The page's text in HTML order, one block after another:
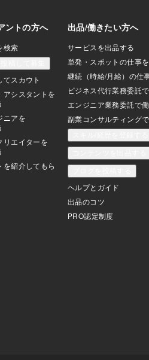
信頼が築けないの？って事になるのでは
ありませんか？そんなに信頼が築けない
相手と結婚しても疑惑だらけでしょう
に…。交際して1ヶ月も満たない人と結婚
できるかどうかって聞いてくる人も